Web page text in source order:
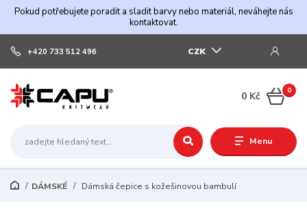
Pokud potřebujete poradit a sladit barvy nebo materiál, neváhejte nás
kontaktovat.
Menu
CZK
+420 733 512 496
0
0 Kč
DÁMSKÉ Dámská čepice s kožešinovou bambulí